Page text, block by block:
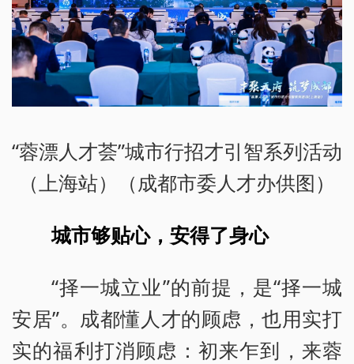
“蓉漂人才荟”城市行招才引智系列活动
（上海站）（成都市委人才办供图）
城市够贴心，安得了身心
“择一城立业”的前提，是“择一城
安居”。成都懂人才的顾虑，也用实打
实的福利打消顾虑：初来乍到，来蓉